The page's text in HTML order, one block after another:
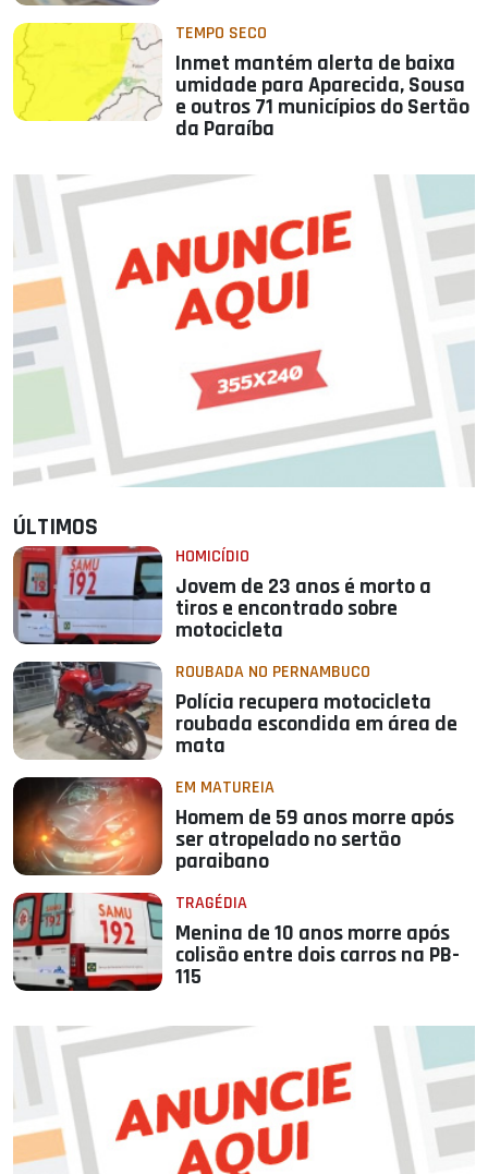
TEMPO SECO
Inmet mantém alerta de baixa
umidade para Aparecida, Sousa
e outros 71 municípios do Sertão
da Paraíba
ÚLTIMOS
HOMICÍDIO
Jovem de 23 anos é morto a
tiros e encontrado sobre
motocicleta
ROUBADA NO PERNAMBUCO
Polícia recupera motocicleta
roubada escondida em área de
mata
EM MATUREIA
Homem de 59 anos morre após
ser atropelado no sertão
paraibano
TRAGÉDIA
Menina de 10 anos morre após
colisão entre dois carros na PB-
115